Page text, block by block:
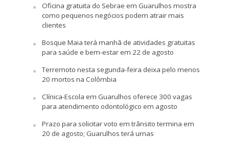
Oficina gratuita do Sebrae em Guarulhos mostra
como pequenos negócios podem atrair mais
clientes
Bosque Maia terá manhã de atividades gratuitas
para saúde e bem-estar em 22 de agosto
Terremoto nesta segunda-feira deixa pelo menos
20 mortos na Colômbia
Clínica-Escola em Guarulhos oferece 300 vagas
para atendimento odontológico em agosto
Prazo para solicitar voto em trânsito termina em
20 de agosto; Guarulhos terá urnas